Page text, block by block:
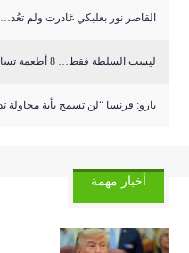
القاصر نور بعلبكي غادرت ولم
ليست السلطة فقط… 8 أطعمة تساعدك على تناول الخضار و...
بارو: فرنسا “لن تسمح بأية محاولة
أخبار مهمة